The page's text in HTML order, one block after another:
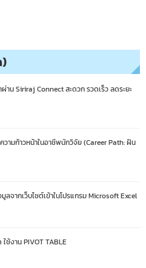
าน Siriraj Connect สะดวก รวดเร็ว ลดระยะ
วามก้าวหน้าในอาชีพนักวิจัย (Career Path: ฝัน
ลจากเว็บไซต์เข้าในโปรแกรม Microsoft Excel
ช้งาน PIVOT TABLE